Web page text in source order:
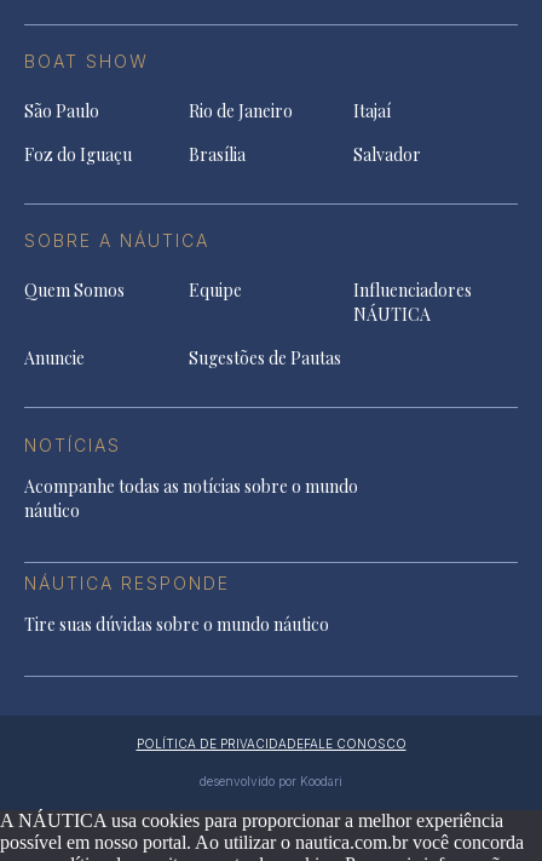
BOAT SHOW
São Paulo Rio de Janeiro
Itajaí
Foz do Iguaçu
Brasília Salvador
SOBRE A NÁUTICA
Quem Somos Equipe
Influenciadores
NÁUTICA
Anuncie
Sugestões de Pautas
NOTÍCIAS
Acompanhe todas as notícias sobre o mundo
náutico
NÁUTICA RESPONDE
Tire suas dúvidas sobre o mundo náutico
POLÍTICA DE PRIVACIDADEFALE CONOSCO
desenvolvido por Koodari
A NÁUTICA usa cookies para proporcionar a melhor experiência
possível em nosso portal. Ao utilizar o nautica.com.br você concorda